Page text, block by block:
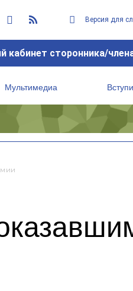
Версия для
кабинет сторонника/
Мультимедиа